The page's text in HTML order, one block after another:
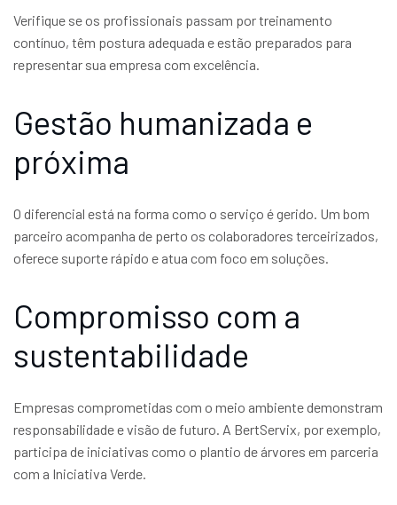
Verifique se os profissionais passam por treinamento
contínuo, têm postura adequada e estão preparados para
representar sua empresa com excelência.
Gestão humanizada e
próxima
O diferencial está na forma como o serviço é gerido. Um bom
parceiro acompanha de perto os colaboradores terceirizados,
oferece suporte rápido e atua com foco em soluções.
Compromisso com a
sustentabilidade
Empresas comprometidas com o meio ambiente demonstram
responsabilidade e visão de futuro. A BertServix, por exemplo,
participa de iniciativas como o plantio de árvores em parceria
com a Iniciativa Verde.